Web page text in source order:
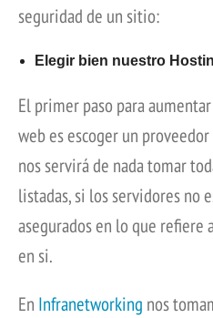
seguridad de un sitio:
Elegir bien nuestro
El primer paso para
web es escoger un
nos servirá de nada tomar
listadas, si los servidores no
asegurados en lo que refiere
en si.
En Infranetworking nos